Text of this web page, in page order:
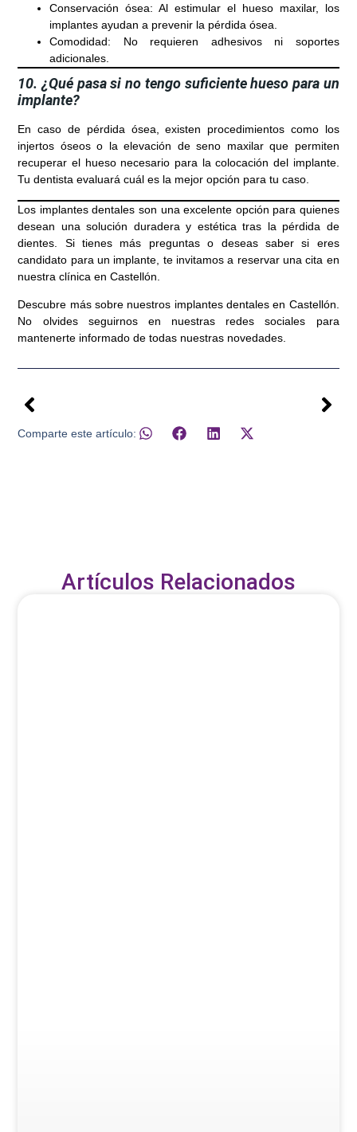
Conservación ósea: Al estimular el hueso maxilar, los
implantes ayudan a prevenir la pérdida ósea.
Comodidad: No requieren adhesivos ni soportes
adicionales.
10. ¿Qué pasa si no tengo suficiente hueso para un
implante?
En caso de pérdida ósea, existen procedimientos como los
injertos óseoso la elevación de seno maxilar que permiten
recuperar el hueso necesario para la colocación del implante.
Tu dentista evaluará cuál es la mejor opción para tu caso.
Los implantes dentales son una excelente opción para quienes
desean una solución duradera y estética tras la pérdida de
dientes. Si tienes más preguntas o deseas saber si eres
candidato para un implante, te invitamos a reservar una cita en
nuestra clínica enCastellón
Descubre más sobre nuestros implantes dentales en Castellón.
No olvides seguirnos en nuestras redes sociales para
mantenerte informado de todas nuestras novedades.
Comparte este artículo:
Artículos Relacionados